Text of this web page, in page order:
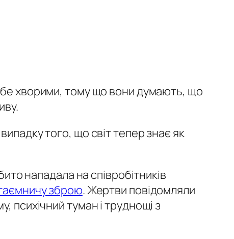
хворими, тому що вони думають, що
того, що світ тепер знає як
нападала на співробітників
зброю. Жертви повідомляли
психічний туман і труднощі з